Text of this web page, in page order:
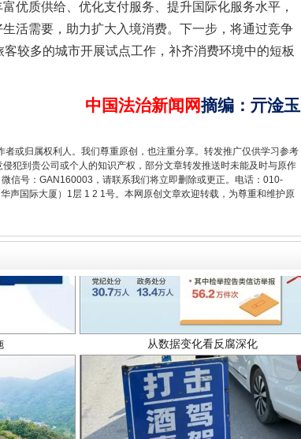
质供给、优化支付服务、提升国际化服务水平，
活需要，助力扩大入境消费。下一步，将通过竞争
较多的城市开展试点工作，补齐消费环境中的短板
中国法治新闻网摘编 ： 亓淦玉
或归属权利人。我们尊重原创，也注重分享。转发推广仅供学习参考
犯到贵公司或个人的知识产权，部分文章转发推送时未能及时与原作
信号：GAN160003，请联系我们将立即删除或更正。电话：010-
声国际大厦）1层 1 2 1号。本网原创文章欢迎转载，为尊重和维护原
让核能赋能千行百业